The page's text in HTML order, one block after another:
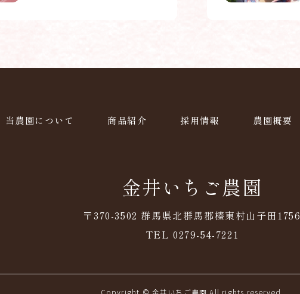
当農園について 商品紹介 採用情報 農園概要
金井いちご農園
〒370-3502 群馬県北群馬郡榛東村山子田1756
TEL 0279-54-7221
Copyright © 金井いちご農園 All rights reserved.